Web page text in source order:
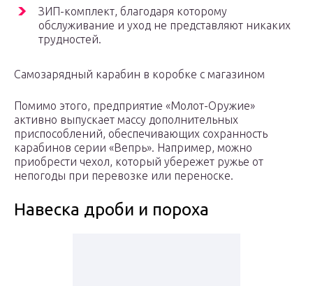
ЗИП-комплект, благодаря которому
обслуживание и уход не представляют никаких
трудностей.
Самозарядный карабин в коробке с магазином
Помимо этого, предприятие «Молот-Оружие»
активно выпускает массу дополнительных
приспособлений, обеспечивающих сохранность
карабинов серии «Вепрь». Например, можно
приобрести чехол, который убережет ружье от
непогоды при перевозке или переноске.
Навеска дроби и пороха